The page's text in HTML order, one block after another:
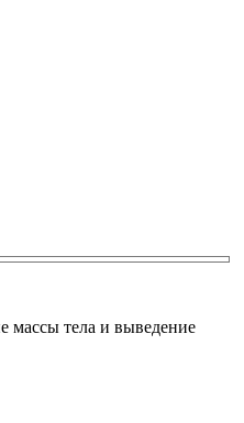
массы тела и выведение